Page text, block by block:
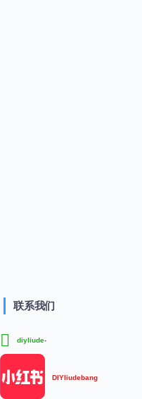
联系我们
diyliude-
DIYliudebang